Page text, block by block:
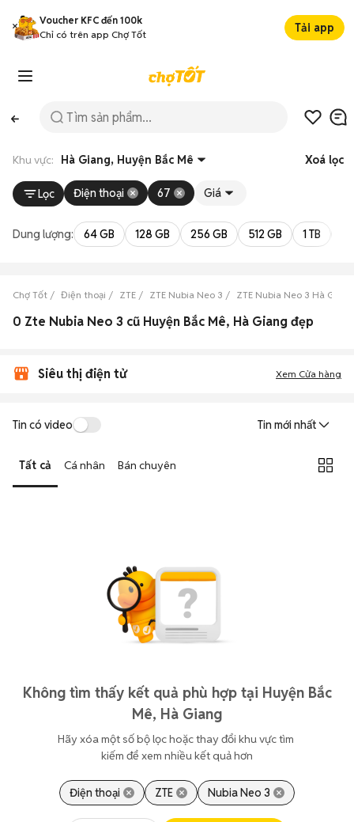
Voucher KFC đến 100k
Chỉ có trên app Chợ Tốt
Tải app
Khu vực: Hà Giang, Huyện Bắc Mê Xoá lọc
Lọc Điện thoại 67 Giá
Dung lượng: 64 GB 128 GB 256 GB 512 GB 1 TB
Chợ Tốt Điện thoại ZTE ZTE Nubia Neo 3 ZTE Nubia Neo 3 Hà Giang
0 Zte Nubia Neo 3 cũ Huyện Bắc Mê, Hà Giang đẹp
Siêu thị điện tử Xem Cửa hàng
Tin có video Tin mới nhất
Tất cả Cá nhân Bán chuyên
Không tìm thấy kết quả phù hợp tại Huyện Bắc
Mê, Hà Giang
Hãy xóa một số bộ lọc hoặc thay đổi khu vực tìm
kiếm để xem nhiều kết quả hơn
Điện thoại ZTE Nubia Neo 3